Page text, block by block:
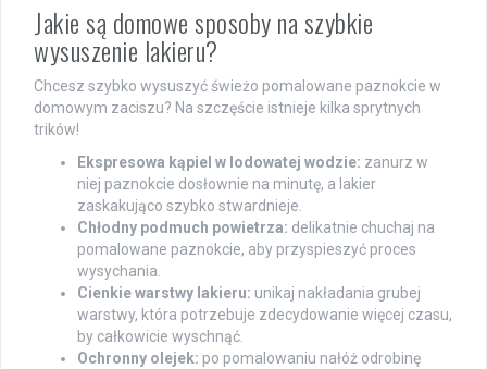
Jakie są domowe sposoby na szybkie
wysuszenie lakieru?
Chcesz szybko wysuszyć świeżo pomalowane paznokcie w
domowym zaciszu? Na szczęście istnieje kilka sprytnych
trików!
Ekspresowa kąpiel w lodowatej wodzie: zanurz w
niej paznokcie dosłownie na minutę, a lakier
zaskakująco szybko stwardnieje.
Chłodny podmuch powietrza: delikatnie chuchaj na
pomalowane paznokcie, aby przyspieszyć proces
wysychania.
Cienkie warstwy lakieru: unikaj nakładania grubej
warstwy, która potrzebuje zdecydowanie więcej czasu,
by całkowicie wyschnąć.
Ochronny olejek: po pomalowaniu nałóż odrobinę